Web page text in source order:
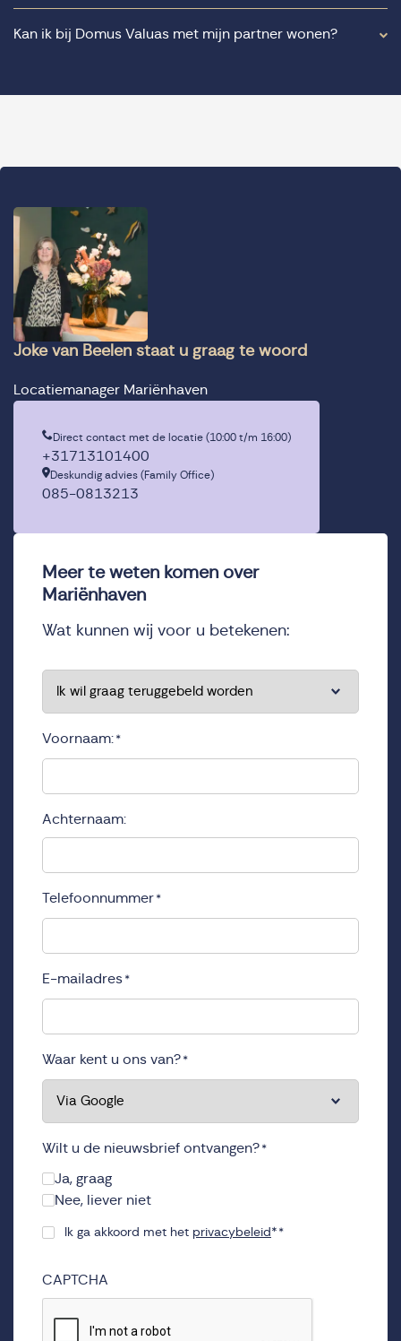
Kan ik bij Domus Valuas met mijn partner wonen?
Joke van Beelen staat u graag te woord
Locatiemanager Mariënhaven
Direct contact met de locatie (10:00 t/m 16:00)
+31713101400
Deskundig advies (Family Office)
085-0813213
Meer te weten komen over
Mariënhaven
Wat kunnen wij voor u betekenen:
Voornaam: *
Achternaam:
Telefoonnummer *
E-mailadres *
Waar kent u ons van? *
Wilt u de nieuwsbrief ontvangen? *
Ja, graag
Nee, liever niet
Consent*
Ik ga akkoord met het privacybeleid * *
CAPTCHA